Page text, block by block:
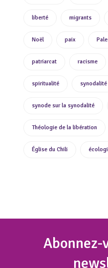
liberté migrants
Noël paix
patriarcat racisme
spiritualité synodalité
synode sur la synodalité
Théologie de la libération
Église du Chili
Abonnez-